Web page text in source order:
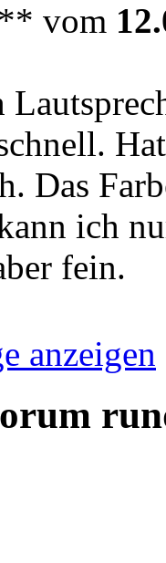
** vom
Das
ich
fein.
anzeigen